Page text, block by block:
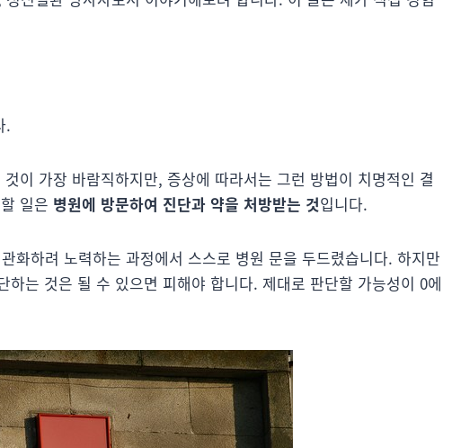
.
이 가장 바람직하지만, 증상에 따라서는 그런 방법이 치명적인 결
일은 병원에 방문하여 진단과 약을 처방받는 것입니다.
화하려 노력하는 과정에서 스스로 병원 문을 두드렸습니다. 하지만
는 것은 될 수 있으면 피해야 합니다. 제대로 판단할 가능성이 0에